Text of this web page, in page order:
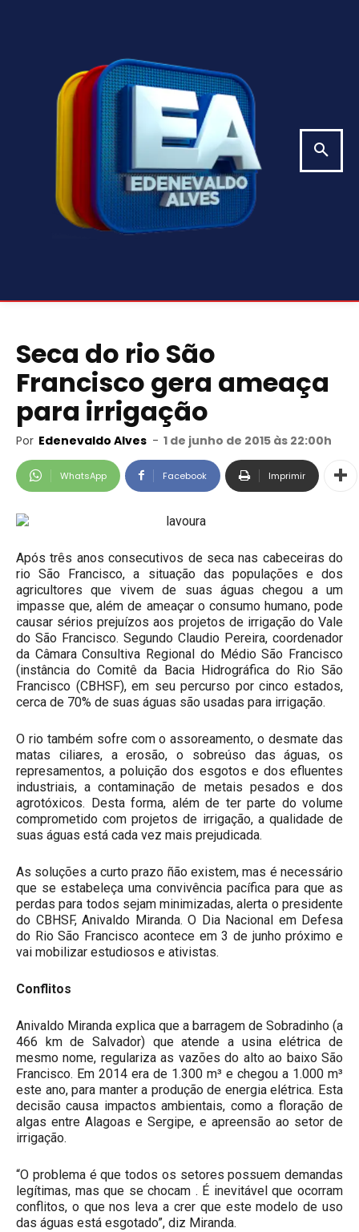
Seca do rio São
Francisco gera ameaça
para irrigação
Por Edenevaldo Alves - 1 de junho de 2015 às 22:00h
WhatsApp Facebook Imprimir
Após três anos consecutivos de seca nas cabeceiras do
rio São Francisco, a situação das populações e dos
agricultores que vivem de suas águas chegou a um
impasse que, além de ameaçar o consumo humano, pode
causar sérios prejuízos aos projetos de irrigação do Vale
do São Francisco. Segundo Claudio Pereira, coordenador
da Câmara Consultiva Regional do Médio São Francisco
(instância do Comitê da Bacia Hidrográfica do Rio São
Francisco (CBHSF), em seu percurso por cinco estados,
cerca de 70% de suas águas são usadas para irrigação.
O rio também sofre com o assoreamento, o desmate das
matas ciliares, a erosão, o sobreúso das águas, os
represamentos, a poluição dos esgotos e dos efluentes
industriais, a contaminação de metais pesados e dos
agrotóxicos. Desta forma, além de ter parte do volume
comprometido com projetos de irrigação, a qualidade de
suas águas está cada vez mais prejudicada.
As soluções a curto prazo ñão existem, mas é necessário
que se estabeleça uma convivência pacífica para que as
perdas para todos sejam minimizadas, alerta o presidente
do CBHSF, Anivaldo Miranda. O Dia Nacional em Defesa
do Rio São Francisco acontece em 3 de junho próximo e
vai mobilizar estudiosos e ativistas.
Conflitos
Anivaldo Miranda explica que a barragem de Sobradinho (a
466 km de Salvador) que atende a usina elétrica de
mesmo nome, regulariza as vazões do alto ao baixo São
Francisco. Em 2014 era de 1.300 m³ e chegou a 1.000 m³
este ano, para manter a produção de energia elétrica. Esta
decisão causa impactos ambientais, como a floração de
algas entre Alagoas e Sergipe, e apreensão ao setor de
irrigação.
“O problema é que todos os setores possuem demandas
legítimas, mas que se chocam . É inevitável que ocorram
conflitos, o que nos leva a crer que este modelo de uso
das águas está esgotado”, diz Miranda.